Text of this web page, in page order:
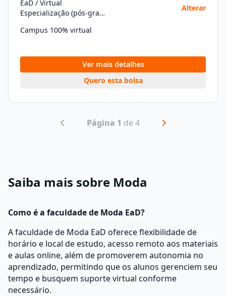
EaD / Virtual
Especialização (pós-graduação)
Alterar
Campus 100% virtual
Ver mais detalhes
Quero esta bolsa
Página 1 de 4
Saiba mais sobre Moda
Como é a faculdade de Moda EaD?
A faculdade de Moda EaD oferece flexibilidade de
horário e local de estudo, acesso remoto aos materiais
e aulas online, além de promoverem autonomia no
aprendizado, permitindo que os alunos gerenciem seu
tempo e busquem suporte virtual conforme
necessário.